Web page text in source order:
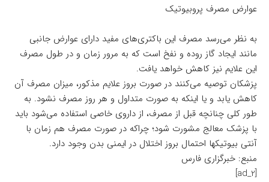
عوارض مصرف پروبیوتیک
به نظر می‌رسد مصرف این باکتری‌های مفید دارای عوارض جانبی
مانند ایجاد گاز روده و نفخ است که به مرور زمان و در طول مصرف
این علایم نیز کاهش خواهد یافت.
پزشکان توصیه می‌کنند در صورت بروز علایم مذکور، میزان مصرف آن
کاهش یابد و یا اینکه به صورت متداول و هر روز مصرف نشود. به
طور کلی چنانچه قبل از مصرف، از داروی خاصی استفاده می‌شود باید
با پزشک معالج مشورت شود؛ چراکه در صورت مصرف هم زمان با
آنتی بیوتیکها احتمال بروز اختلال در ایمنی بدن وجود دارد.
منبع: خبرگزاری فارس
[ad_2]